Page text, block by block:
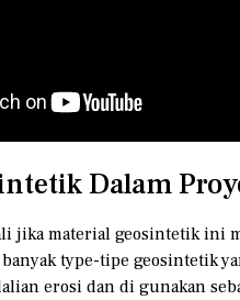
Dalam
jika material geosintetik ini
type-tipe geosintetik
erosi dan di gunakan